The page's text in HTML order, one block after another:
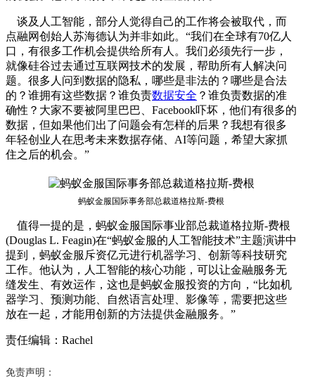
谈及人工智能，部分人觉得自己的工作将会被取代，而
点融网创始人苏海德认为并非如此。“我们在全球有70亿人
口，有很多工作机会提供给所有人。我们必须先行一步，
就像硅谷过去通过互联网技术的发展，帮助所有人解决问
题。很多人问到数据的隐私，哪些是非法的？哪些是合法
的？谁拥有这些数据？谁负责数据安全 ？谁负责数据的准
确性？大家不要被阿里巴巴、Facebook吓坏，他们有很多的
数据，但如果他们出了问题会有怎样的后果？我想有很多
年轻创业人在思考未来数据存储、AI等问题，希望大家抓
住之后的机会。”
蚂蚁金服国际事务部总裁道格拉斯-费根
值得一提的是，蚂蚁金服国际事业部总裁道格拉斯-费根
(Douglas L. Feagin)在“蚂蚁金服的人工智能技术”主题演讲中
提到，蚂蚁金服斥资亿元进行机器学习、创新等科技研究
工作。他认为，人工智能的核心功能，可以让金融服务无
缝发生、有效运作，这也是蚂蚁金服投资的方向，“比如机
器学习、预测功能、自然语言处理、影像等，需要把这些
放在一起，才能用创新的方法提供金融服务。”
责任编辑：Rachel
免责声明：